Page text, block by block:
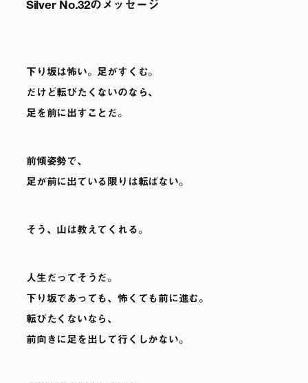
Silver No.32のメッセージ
下り坂は怖い。足がすくむ。
だけど転びたくないのなら、
足を前に出すことだ。
前傾姿勢で、
足が前に出ている限りは転ばない。
そう、山は教えてくれる。
人生だってそうだ。
下り坂であっても、怖くても前に進む。
転びたくないなら、
前向きに足を出して行くしかない。